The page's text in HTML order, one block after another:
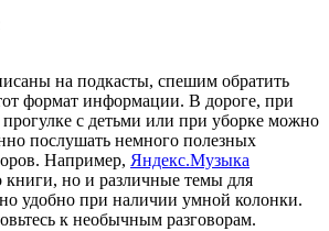
на подкасты, спешим обратить
формат информации. В дороге, при
прогулке с детьми или при уборке можно
послушать немного полезных
Например, Яндекс.Музыка
книги, но и различные темы для
удобно при наличии умной колонки.
к необычным разговорам.